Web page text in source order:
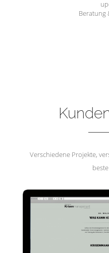
Beratung
Verschiedene Projekte,